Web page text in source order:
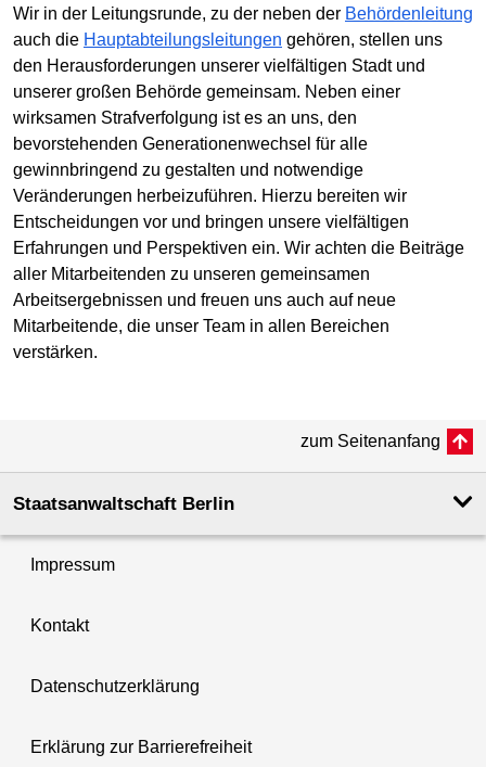
Wir in der Leitungsrunde, zu der neben der Behördenleitung
auch die Hauptabteilungsleitungen gehören, stellen uns
den Herausforderungen unserer vielfältigen Stadt und
unserer großen Behörde gemeinsam. Neben einer
wirksamen Strafverfolgung ist es an uns, den
bevorstehenden Generationenwechsel für alle
gewinnbringend zu gestalten und notwendige
Veränderungen herbeizuführen. Hierzu bereiten wir
Entscheidungen vor und bringen unsere vielfältigen
Erfahrungen und Perspektiven ein. Wir achten die Beiträge
aller Mitarbeitenden zu unseren gemeinsamen
Arbeitsergebnissen und freuen uns auch auf neue
Mitarbeitende, die unser Team in allen Bereichen
verstärken.
zum Seitenanfang
Staatsanwaltschaft Berlin
Impressum
Kontakt
Datenschutzerklärung
Erklärung zur Barrierefreiheit